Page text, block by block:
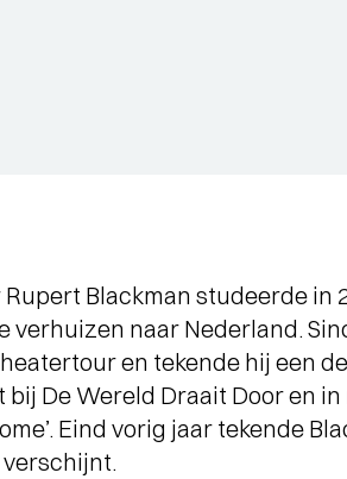
Blackman studeerde in
verhuizen naar Nederland.
en tekende hij een
bij De Wereld Draait Door en
Eind vorig jaar tekende